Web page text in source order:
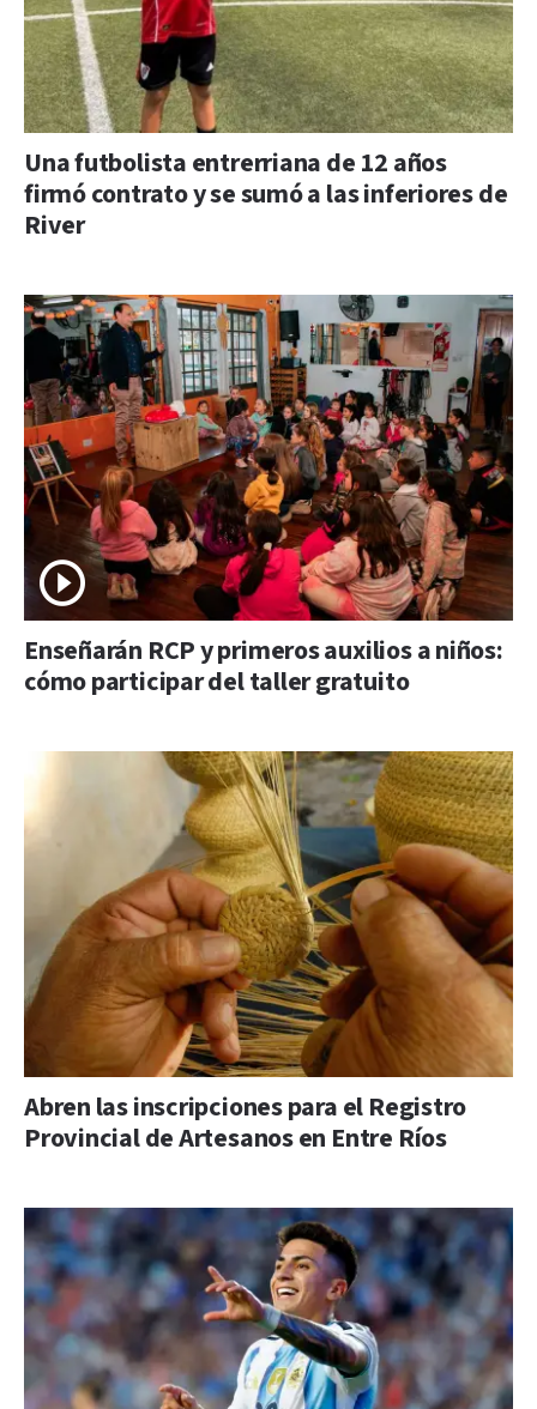
Una futbolista entrerriana de 12 años
firmó contrato y se sumó a las inferiores de
River
Enseñarán RCP y primeros auxilios a niños:
cómo participar del taller gratuito
Abren las inscripciones para el Registro
Provincial de Artesanos en Entre Ríos